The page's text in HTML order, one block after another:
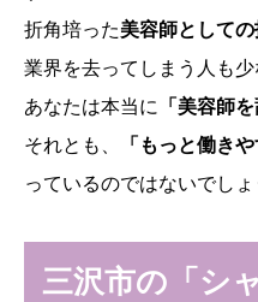
折角培った美容師として
業界を去ってしまう人も少
あなたは本当に
「美容師
それとも、
「もっと働き
っているのではないでしょ
三沢市の「シ